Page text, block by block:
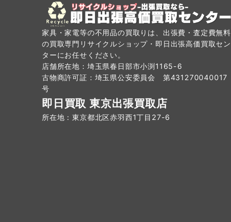
家具・家電等の不用品の買取りは、出張費・査定費無料
の買取専門リサイクルショップ・即日出張高価買取セン
ターにお任せください。
店舗所在地：埼玉県春日部市小渕1165-6
古物商許可証：埼玉県公安委員会 第431270040017
号
即日買取 東京出張買取店
所在地：東京都北区赤羽西1丁目27-6